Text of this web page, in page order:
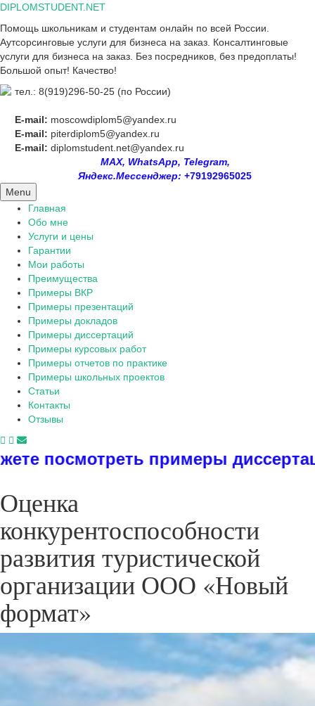
Skip
content
DIPLOMSTUDENT.NET
Помощь школьникам и студентам онлайн по всей России.
Аутсорсинговые услуги для бизнеса на заказ. Консалтинговые
услуги для бизнеса на заказ. Без посредников, без предоплаты!
Большой опыт! Качество!
тел.: 8(919)296-50-25 (по России)
E-mail: moscowdiplom5@yandex.ru
E-mail: piterdiplom5@yandex.ru
E-mail: diplomstudent.net@yandex.ru
MAX, WhatsApp, Telegram,
Яндекс.Мессенджер: +79192965025
Menu
Главная
Обо мне
Услуги и цены
Гарантии
Мои работы
Преимущества
Примеры ВКР
Примеры презентаций
Примеры докладов
Примеры диссертаций
Примеры курсовых работ
Примеры отчетов по практике
Примеры школьных проектов
Статьи
Контакты
Отзывы
примеры диссертаций,
Оценка
конкурентоспособности
развития туристической
организации ООО «Новый
формат»